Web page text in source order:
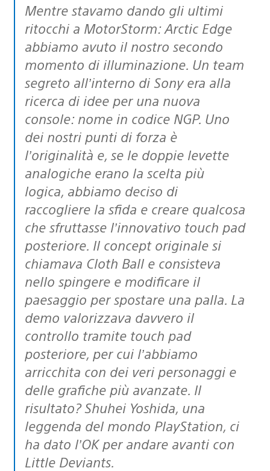
Mentre stavamo dando gli ultimi
ritocchi a MotorStorm: Arctic Edge
abbiamo avuto il nostro secondo
momento di illuminazione. Un team
segreto all’interno di Sony era alla
ricerca di idee per una nuova
console: nome in codice NGP. Uno
dei nostri punti di forza è
l’originalità e, se le doppie levette
analogiche erano la scelta più
logica, abbiamo deciso di
raccogliere la sfida e creare qualcosa
che sfruttasse l’innovativo touch pad
posteriore. Il concept originale si
chiamava Cloth Ball e consisteva
nello spingere e modificare il
paesaggio per spostare una palla. La
demo valorizzava davvero il
controllo tramite touch pad
posteriore, per cui l’abbiamo
arricchita con dei veri personaggi e
delle grafiche più avanzate. Il
risultato? Shuhei Yoshida, una
leggenda del mondo PlayStation, ci
ha dato l’OK per andare avanti con
Little Deviants.